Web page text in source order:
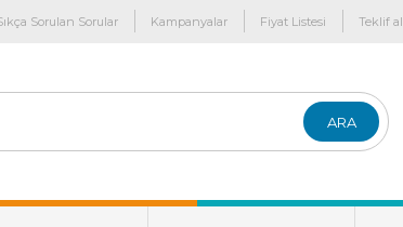
Sorulan Sorular Kampanyalar Fiyat Listesi Teklif al
ARA